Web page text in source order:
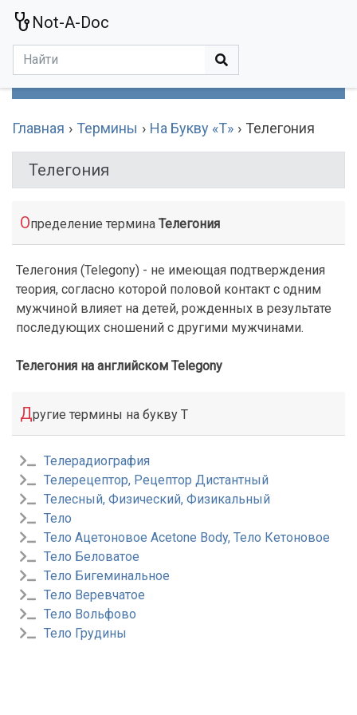
Not-A-Doc
Главная Термины На Букву «Т» Телегония
Телегония
Определение термина Телегония
Телегония (Telegony) - не имеющая подтверждения
теория, согласно которой половой контакт с одним
мужчиной влияет на детей, рожденных в результате
последующих сношений с другими мужчинами.
Телегония на английском Telegony
Другие термины на букву Т
Телерадиография
Телерецептор, Рецептор Дистантный
Телесный, Физический, Физикальный
Тело
Тело Ацетоновое Acetone Body, Тело Кетоновое
Тело Беловатое
Тело Бигеминальное
Тело Веревчатое
Тело Вольфово
Тело Грудины